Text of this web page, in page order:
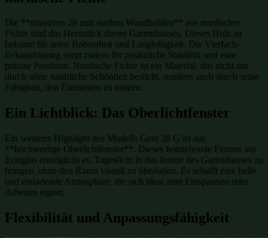
Die **massiven 28 mm starken Wandbohlen** aus nordischer
Fichte sind das Herzstück dieses Gartenhauses. Dieses Holz ist
bekannt für seine Robustheit und Langlebigkeit. Die Vierfach-
Eckausfräsung sorgt zudem für zusätzliche Stabilität und eine
präzise Passform. Nordische Fichte ist ein Material, das nicht nur
durch seine natürliche Schönheit besticht, sondern auch durch seine
Fähigkeit, den Elementen zu trotzen.
Ein Lichtblick: Das Oberlichtfenster
Ein weiteres Highlight des Modells Gent 28 G ist das
**hochwertige Oberlichtfenster**. Dieses feststehende Fenster aus
Echtglas ermöglicht es, Tageslicht in das Innere des Gartenhauses zu
bringen, ohne den Raum visuell zu überladen. Es schafft eine helle
und einladende Atmosphäre, die sich ideal zum Entspannen oder
Arbeiten eignet.
Flexibilität und Anpassungsfähigkeit